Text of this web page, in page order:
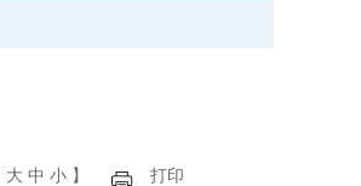
大 中 小 】 打印